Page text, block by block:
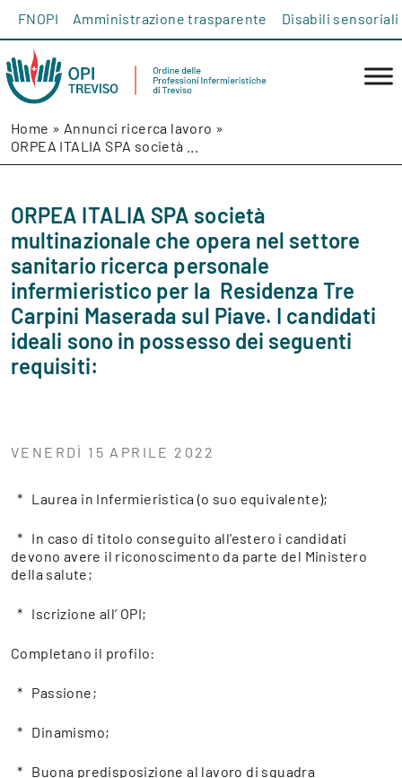
FNOPI Amministrazione trasparente Disabili sensoriali
Home » Annunci ricerca lavoro »
ORPEA ITALIA SPA società ...
ORPEA ITALIA SPA società
multinazionale che opera nel settore
sanitario ricerca personale
infermieristico per la Residenza Tre
Carpini Maserada sul Piave. I candidati
ideali sono in possesso dei seguenti
requisiti:
VENERDÌ 15 APRILE 2022
* Laurea in Infermieristica (o suo equivalente);
* In caso di titolo conseguito all’estero i candidati
devono avere il riconoscimento da parte del Ministero
della salute;
* Iscrizione all’ OPI;
Completano il profilo:
* Passione;
* Dinamismo;
* Buona predisposizione al lavoro di squadra